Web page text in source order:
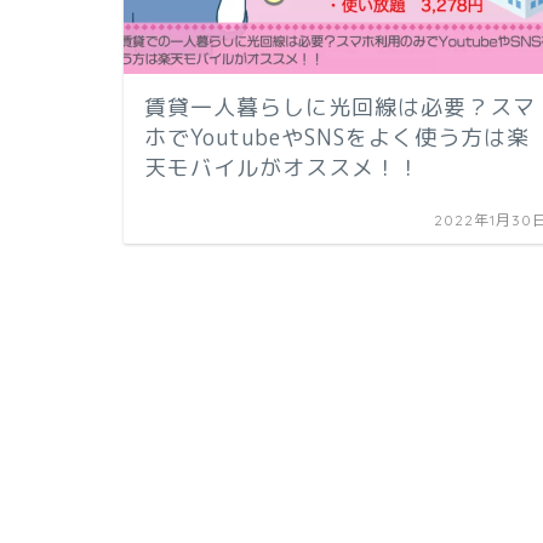
賃貸一人暮らしに光回線は必要？スマ
ホでYoutubeやSNSをよく使う方は楽
天モバイルがオススメ！！
2022年1月30